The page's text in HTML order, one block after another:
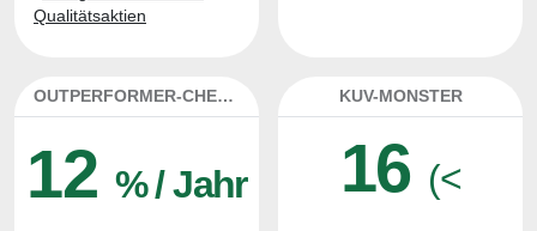
Qualitätsaktien
OUTPERFORMER-CHECK
12 % / Jahr
KUV-MONSTER
16 (<